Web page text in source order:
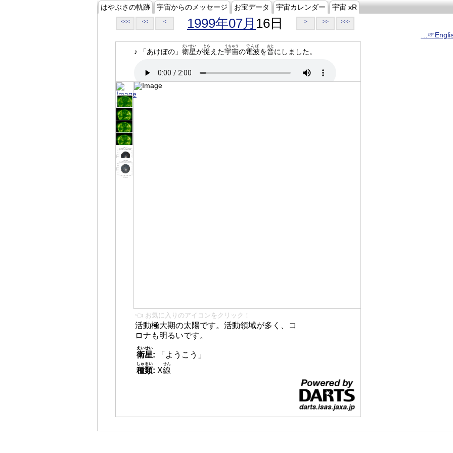
はやぶさの軌跡 宇宙からのメッセージ お宝データ 宇宙カレンダー 宇宙 xR
<<< << < 1999年07月 16日 > >> >>>
♪ 「あけぼの」 衛星
えいせい
が捉
とら
えた宇宙
うちゅう
の電波
でんぱ
を音
おと
にしました。
👈 お気に入りのアイコンをクリック！
活動極大期の太陽です。活動領域が多く、コ
ロナも明るいです。
衛星
えいせい
:
「ようこう」
種類
しゅるい
: X線
せん